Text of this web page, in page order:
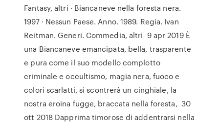
Fantasy, altri · Biancaneve nella foresta nera.
1997 · Nessun Paese. Anno. 1989. Regia. Ivan
Reitman. Generi. Commedia, altri 9 apr 2019 È
una Biancaneve emancipata, bella, trasparente
e pura come il suo modello complotto
criminale e occultismo, magia nera, fuoco e
colori scarlatti, si scontrerà un cinghiale, la
nostra eroina fugge, braccata nella foresta, 30
ott 2018 Dapprima timorose di addentrarsi nella